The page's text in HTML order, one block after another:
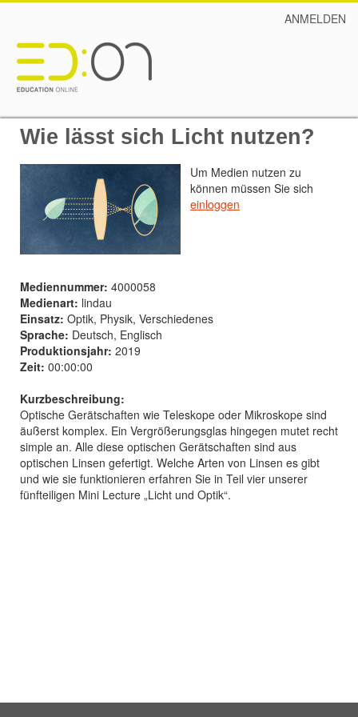
ANMELDEN
Wie lässt sich Licht nutzen?
Um Medien nutzen zu
können müssen Sie sich
einloggen
Mediennummer: 4000058
Medienart: lindau
Einsatz: Optik, Physik, Verschiedenes
Sprache: Deutsch, Englisch
Produktionsjahr: 2019
Zeit: 00:00:00
Kurzbeschreibung:
Optische Gerätschaften wie Teleskope oder Mikroskope sind
äußerst komplex. Ein Vergrößerungsglas hingegen mutet recht
simple an. Alle diese optischen Gerätschaften sind aus
optischen Linsen gefertigt. Welche Arten von Linsen es gibt
und wie sie funktionieren erfahren Sie in Teil vier unserer
fünfteiligen Mini Lecture „Licht und Optik“.